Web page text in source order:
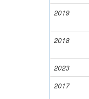
2019
2018
2023
2017